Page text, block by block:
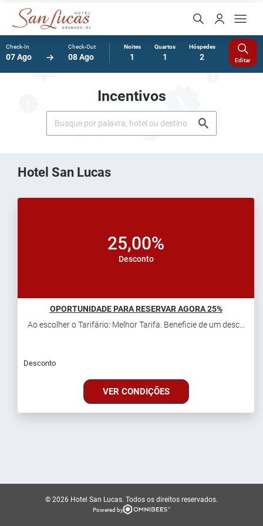
Check-In
07 Ago
Check-Out
08 Ago
Noites
1
Quartos
1
Hóspedes
2 Editar
Incentivos
Hotel San Lucas
25,00%
Desconto
OPORTUNIDADE PARA RESERVAR AGORA 25%
Ao escolher o Tarifário: Melhor Tarifa. Beneficie de um desc...
Desconto
VER CONDIÇÕES
© 2026 Hotel San Lucas. Todos os direitos reservados.
Powered by